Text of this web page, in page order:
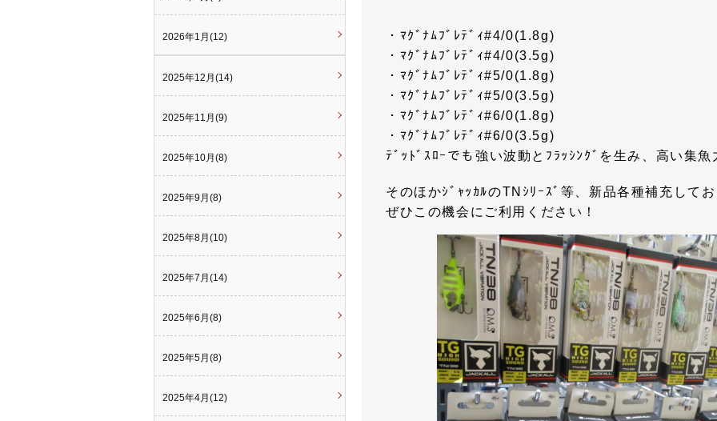
・ﾏｸﾞﾅﾑﾌﾞﾚﾃﾞｨ#4/0(1.8g)
・ﾏｸﾞﾅﾑﾌﾞﾚﾃﾞｨ#4/0(3.5g)
・ﾏｸﾞﾅﾑﾌﾞﾚﾃﾞｨ#5/0(1.8g)
・ﾏｸﾞﾅﾑﾌﾞﾚﾃﾞｨ#5/0(3.5g)
・ﾏｸﾞﾅﾑﾌﾞﾚﾃﾞｨ#6/0(1.8g)
・ﾏｸﾞﾅﾑﾌﾞﾚﾃﾞｨ#6/0(3.5g)
ﾃﾞｯﾄﾞｽﾛｰでも強い波動とﾌﾗｯｼﾝｸﾞを生み、高い集魚
そのほかｼﾞｬｯｶﾙのTNｼﾘｰｽﾞ等、新品各種補充して
ぜひこの機会にご利用ください！
2026年1月(12)
2025年12月(14)
2025年11月(9)
2025年10月(8)
2025年9月(8)
2025年8月(10)
2025年7月(14)
2025年6月(8)
2025年5月(8)
2025年4月(12)